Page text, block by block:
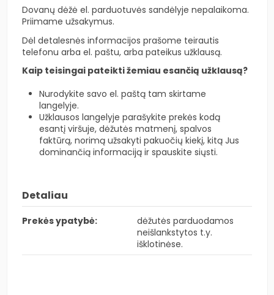
Dovanų dėžė el. parduotuvės sandėlyje nepalaikoma.
Priimame užsakymus.
Dėl detalesnės informacijos prašome teirautis
telefonu arba el. paštu, arba pateikus užklausą.
Kaip teisingai pateikti žemiau esančią užklausą?
Nurodykite savo el. paštą tam skirtame
langelyje.
Užklausos langelyje parašykite prekės kodą
esantį viršuje, dėžutės matmenį, spalvos
faktūrą, norimą užsakyti pakuočių kiekį, kitą Jus
dominančią informaciją ir spauskite siųsti.
Detaliau
Prekės ypatybė:
dėžutės parduodamos
neišlankstytos t.y.
išklotinėse.